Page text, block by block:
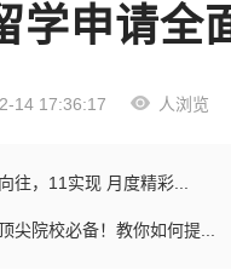
学申请全
14 17:36:17 人浏览
往，11实现 月度精彩...
尖院校必备！教你如何提...